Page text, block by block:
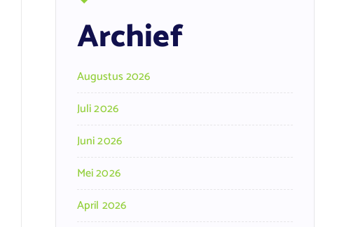
Archief
Augustus 2026
Juli 2026
Juni 2026
Mei 2026
April 2026